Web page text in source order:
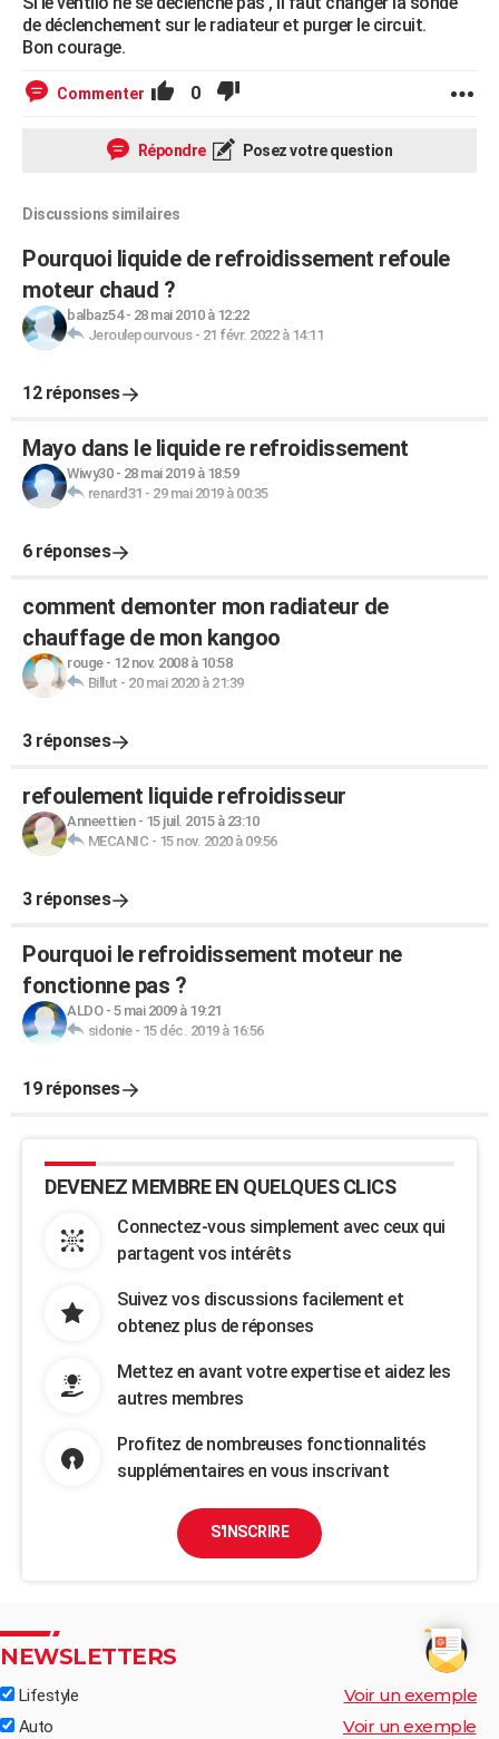
de déclenchement sur le radiateur et purger le circuit.
Bon courage.
Commenter 0
Répondre Posez votre question
Discussions similaires
Pourquoi liquide de refroidissement refoule
moteur chaud ?
balbaz54- 28 mai 2010 à 12:22
Jeroulepourvous- 21 févr. 2022 à 14:11
12 réponses
Mayo dans le liquide re refroidissement
Wiwy30- 28 mai 2019 à 18:59
renard31 - 29 mai 2019 à 00:35
6 réponses
comment demonter mon radiateur de
chauffage de mon kangoo
rouge- 12 nov. 2008 à 10:58
Billut - 20 mai 2020 à 21:39
3 réponses
refoulement liquide refroidisseur
Anneettien- 15 juil. 2015 à 23:10
MECANIC - 15 nov. 2020 à 09:56
3 réponses
Pourquoi le refroidissement moteur ne
fonctionne pas ?
ALDO- 5 mai 2009 à 19:21
sidonie- 15 déc. 2019 à 16:56
19 réponses
DEVENEZ MEMBRE EN QUELQUES CLICS
Connectez-vous simplement avec ceux qui
partagent vos intérêts
Suivez vos discussions facilement et
obtenez plus de réponses
Mettez en avant votre expertise et aidez les
autres membres
Profitez de nombreuses fonctionnalités
supplémentaires en vous inscrivant
S'INSCRIRE
NEWSLETTERS
Lifestyle Voir un exemple
Auto Voir un exemple